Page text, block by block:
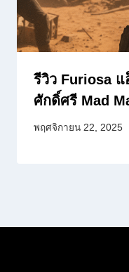
รีวิว Furiosa
ศักดิ์ศรี Mad
พฤศจิกายน 22, 2025